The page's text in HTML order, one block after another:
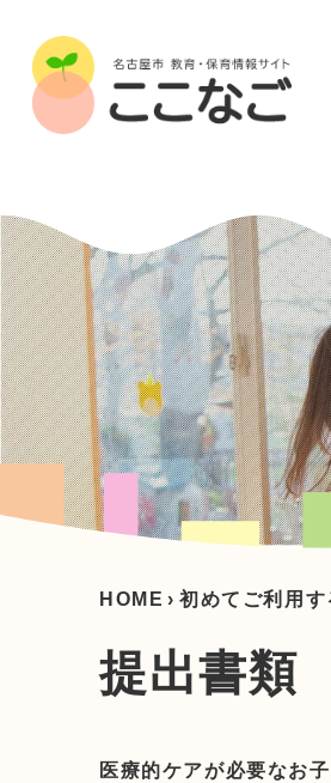
HOME › 初めてご利用す
提出書類
医療的ケアが必要なお